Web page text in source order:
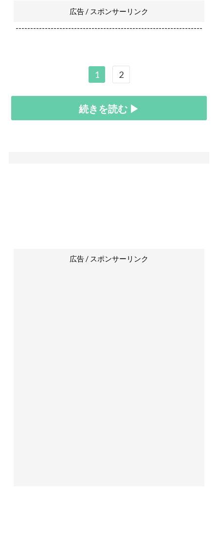
広告 / スポンサーリンク
----------------------------------------------------------------
1 2
続きを読む ▶
広告 / スポンサーリンク